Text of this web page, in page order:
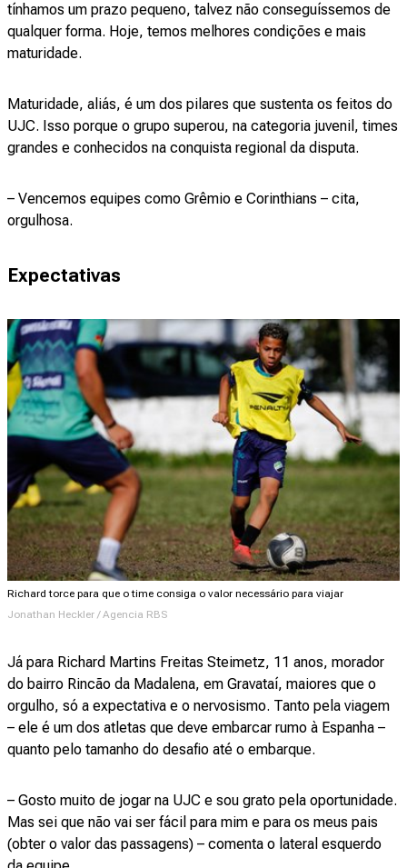
tínhamos um prazo pequeno, talvez não conseguíssemos de
qualquer forma. Hoje, temos melhores condições e mais
maturidade.
Maturidade, aliás, é um dos pilares que sustenta os feitos do
UJC. Isso porque o grupo superou, na categoria juvenil, times
grandes e conhecidos na conquista regional da disputa.
– Vencemos equipes como Grêmio e Corinthians – cita,
orgulhosa.
Expectativas
Richard torce para que o time consiga o valor necessário para viajar
Jonathan Heckler / Agencia RBS
Já para Richard Martins Freitas Steimetz, 11 anos, morador
do bairro Rincão da Madalena, em Gravataí, maiores que o
orgulho, só a expectativa e o nervosismo. Tanto pela viagem
– ele é um dos atletas que deve embarcar rumo à Espanha –
quanto pelo tamanho do desafio até o embarque.
– Gosto muito de jogar na UJC e sou grato pela oportunidade.
Mas sei que não vai ser fácil para mim e para os meus pais
(obter o valor das passagens) – comenta o lateral esquerdo